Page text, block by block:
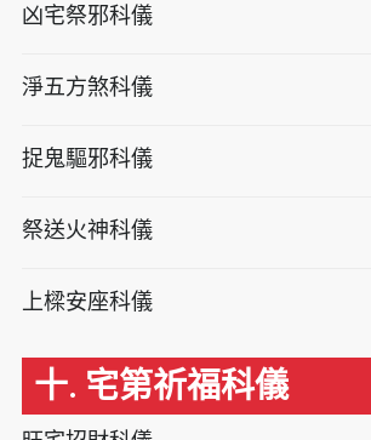
凶宅祭邪科儀
淨五方煞科儀
捉鬼驅邪科儀
祭送火神科儀
上樑安座科儀
十. 宅第祈福科儀